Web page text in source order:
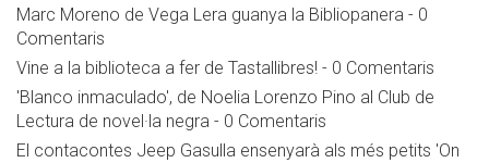
Marc Moreno de Vega Lera guanya la Bibliopanera - 0
Comentaris
Vine a la biblioteca a fer de Tastallibres! - 0 Comentaris
'Blanco inmaculado', de Noelia Lorenzo Pino al Club de
Lectura de novel·la negra - 0 Comentaris
El contacontes Jeep Gasulla ensenyarà als més petits 'On